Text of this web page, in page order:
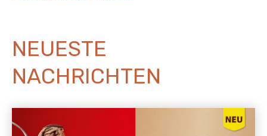
KARRIERE
NEUESTE
NACHRICHTEN